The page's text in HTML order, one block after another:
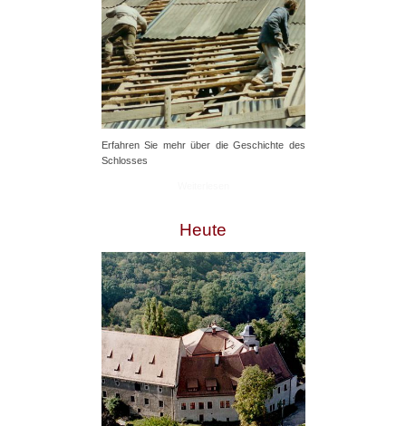
Erfahren Sie mehr über die Geschichte des
Schlosses
Heute